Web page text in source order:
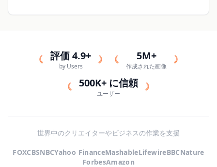
評価 4.9+
by Users
5M+
作成された画像
500K+ に信頼
ユーザー
世界中のクリエイターやビジネスの作業を支援
FOXCBSNBCYahoo FinanceMashableLifewireBBCNature
ForbesAmazon